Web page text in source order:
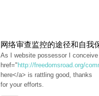
网络审查监控的途径和自我
As I website possessor I
href=" http://freedomsroad.org/
here</a> is rattling good, thanks
for your efforts.